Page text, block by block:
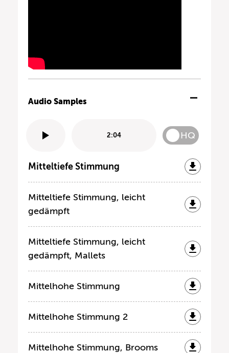
Audio Samples
2:04 HQ
Mitteltiefe Stimmung
Mitteltiefe Stimmung, leicht
gedämpft
Mitteltiefe Stimmung, leicht
gedämpft, Mallets
Mittelhohe Stimmung
Mittelhohe Stimmung 2
Mittelhohe Stimmung, Brooms